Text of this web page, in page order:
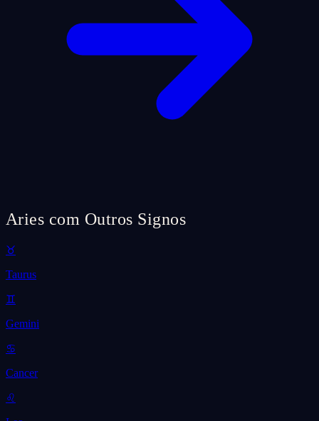
Aries com Outros Signos
♉
Taurus
♊
Gemini
♋
Cancer
♌